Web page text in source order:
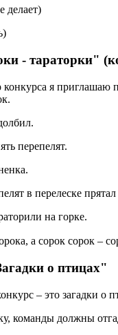
делает)
- тараторки"
я приглашаю
перепелят.
в перелеске прятал
на горке.
а сорок сорок –
о птицах"
– это загадки о
команды должны